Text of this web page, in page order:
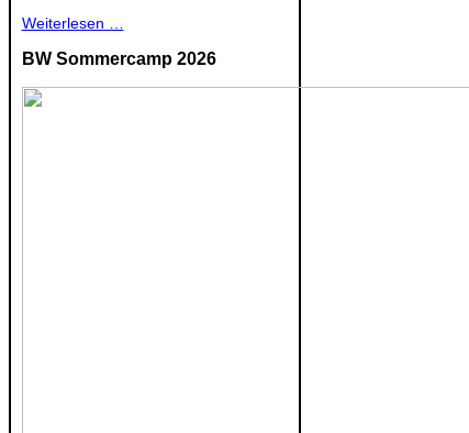
Weiterlesen …
BW Sommercamp 2026